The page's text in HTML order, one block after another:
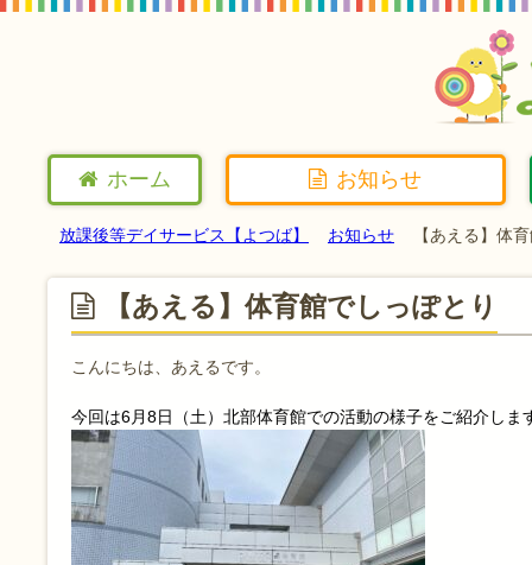
ホーム お知らせ
放課後等デイサービス【よつば】 お知らせ 【あえる】体
【あえる】体育館でしっぽとり
こんにちは、あえるです。
今回は6月8日（土）北部体育館での活動の様子をご紹介しま